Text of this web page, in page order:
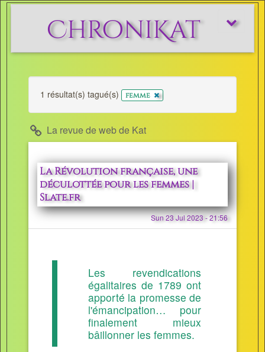
Afficher/
ChroniKat
1 résultat(s) tagué(s) femme x
La revue de web de Kat
La Révolution française, une
déculottée pour les femmes |
Slate.fr
Sun 23 Jul 2023 - 21:56
Les revendications
égalitaires de 1789 ont
apporté la promesse de
l'émancipation… pour
finalement mieux
bâillonner les femmes.